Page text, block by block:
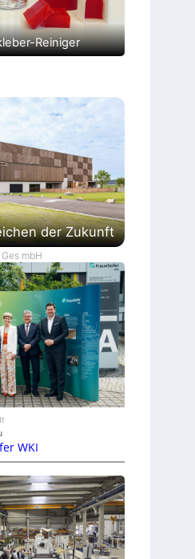
Reiniger
der Zukunft
mbH
WKI